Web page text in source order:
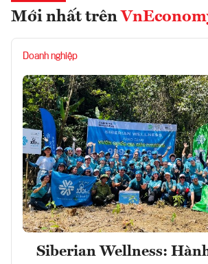
Mới nhất trên
Doanh nghiệp
Siberian Wellness: